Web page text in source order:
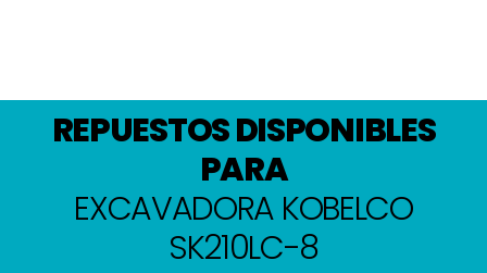
REPUESTOS DISPONIBLES
PARA
EXCAVADORA KOBELCO
SK210LC-8